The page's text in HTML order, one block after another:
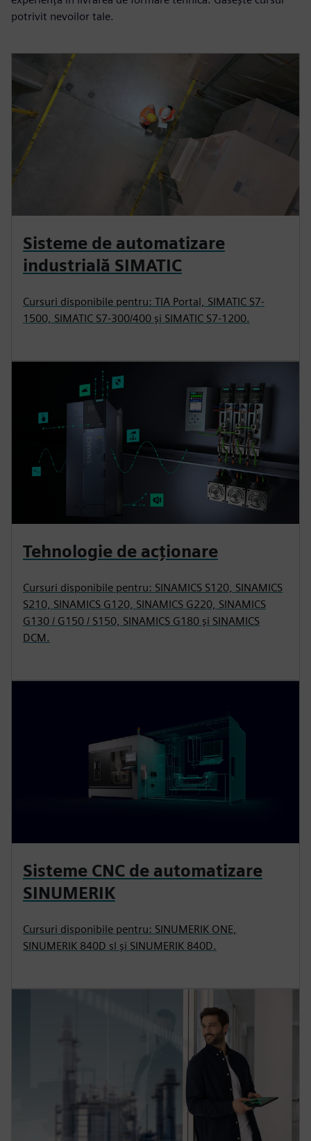
potrivit nevoilor tale.
Sisteme de automatizare
industrială SIMATIC
Cursuri disponibile pentru: TIA Portal, SIMATIC S7-
1500, SIMATIC S7-300/400 și SIMATIC S7-1200.
Tehnologie de acționare
Cursuri disponibile pentru: SINAMICS S120, SINAMICS
S210, SINAMICS G120, SINAMICS G220, SINAMICS
G130 / G150 / S150, SINAMICS G180 și SINAMICS
DCM.
Sisteme CNC de automatizare
SINUMERIK
Cursuri disponibile pentru: SINUMERIK ONE,
SINUMERIK 840D sl și SINUMERIK 840D.